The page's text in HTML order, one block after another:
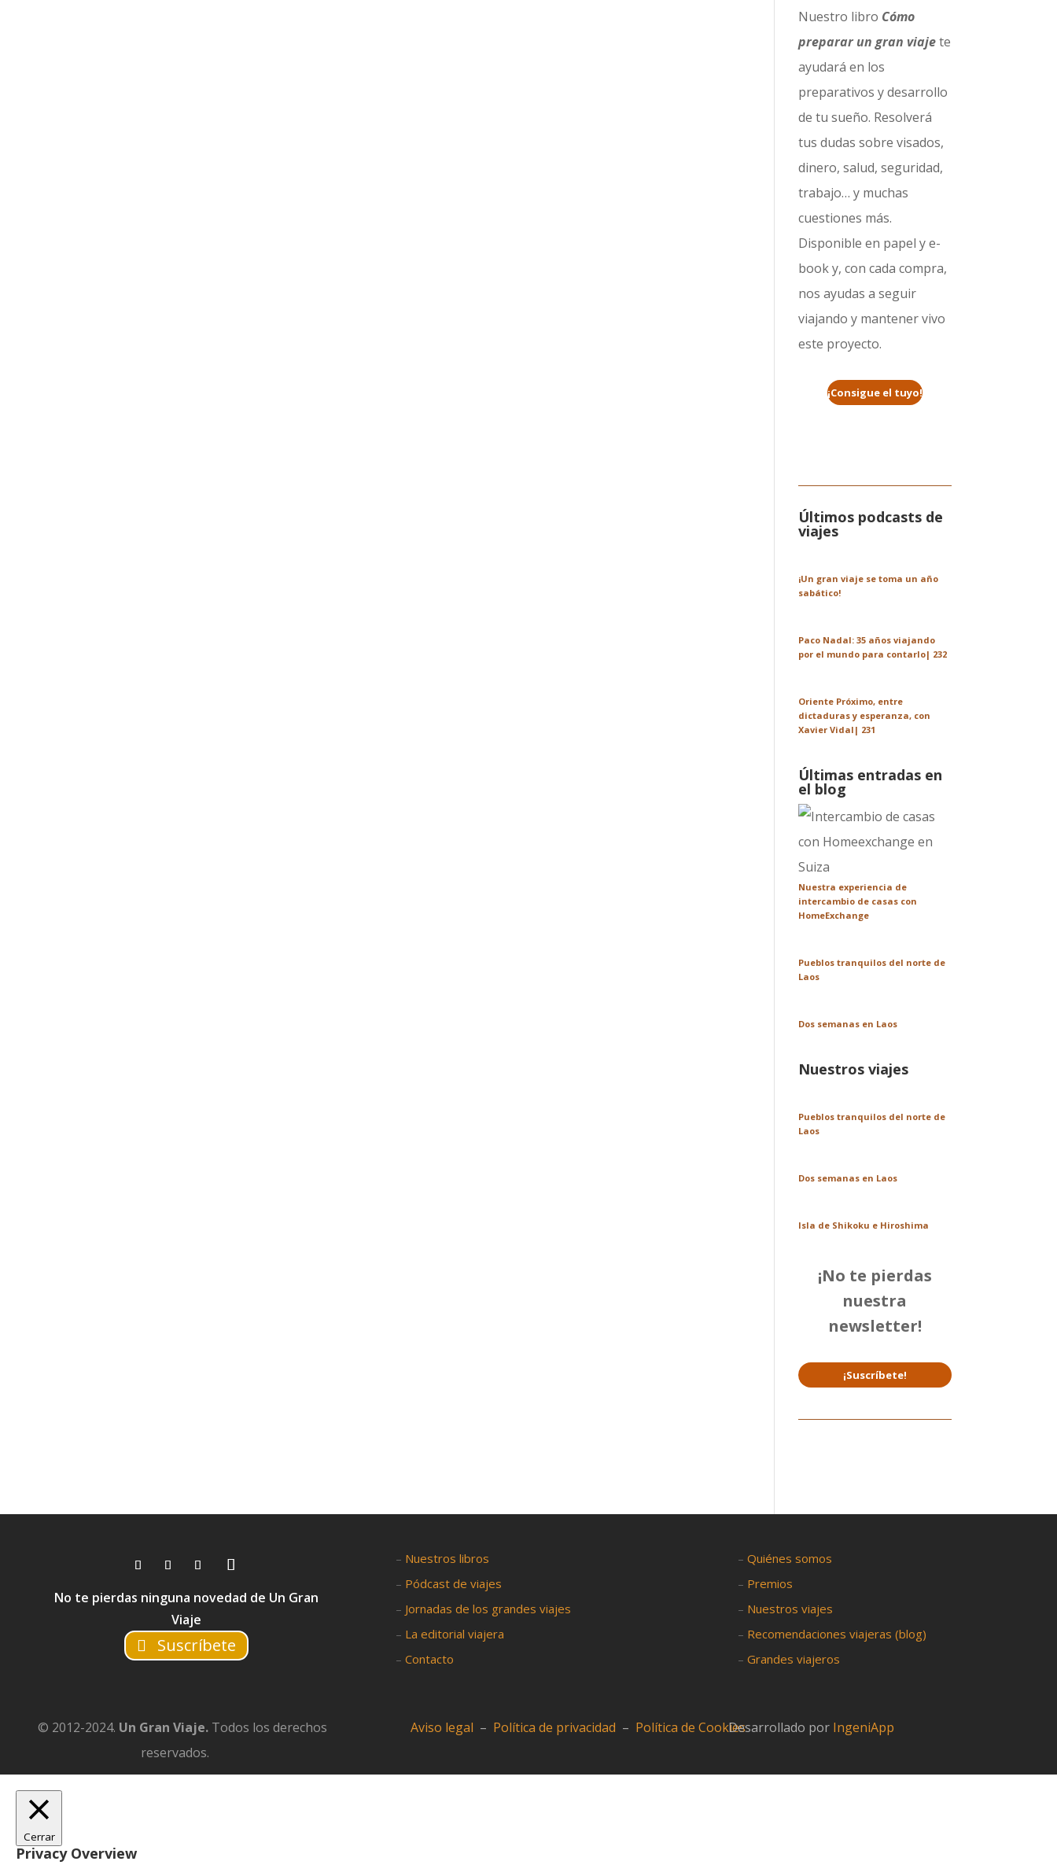
Nuestro libro Cómo
preparar un gran viajete
ayudará en los
preparativos y desarrollo
de tu sueño. Resolverá
tus dudas sobre visados,
dinero, salud, seguridad,
trabajo… y muchas
cuestiones más.
Disponible en papel y e-
book y, con cada compra,
nos ayudas a seguir
viajando y mantener vivo
este proyecto.
¡Consigue el tuyo!
Últimos podcasts de
viajes
¡Un gran viaje se toma un año
sabático!
Paco Nadal: 35 años viajando
por el mundo para contarlo| 232
Oriente Próximo, entre
dictaduras y esperanza, con
Xavier Vidal| 231
Últimas entradas en
el blog
Nuestra experiencia de
intercambio de casas con
HomeExchange
Pueblos tranquilos del norte de
Laos
Dos semanas en Laos
Nuestros viajes
Pueblos tranquilos del norte de
Laos
Dos semanas en Laos
Isla de Shikoku e Hiroshima
¡No te pierdas
nuestra
newsletter!
¡Suscríbete!
No te pierdas ninguna novedad de Un Gran
Viaje
Suscríbete
– Nuestros libros
– Pódcast de viajes
– Jornadas de los grandes viajes
– La editorial viajera
– Contacto
–Quiénes somos
– Premios
– Nuestros viajes
– Recomendaciones viajeras (blog)
–Grandes viajeros
© 2012-2024. Un Gran Viaje. Todos los derechos
reservados.
Aviso legal – Política de privacidad – Política de CookiesDesarrollado por IngeniApp
Cerrar
Privacy Overview